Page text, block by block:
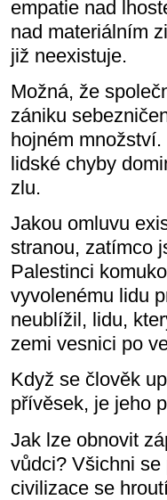
empatie nad
nad materiálním
již neexistuje.
Možná, že
zániku
hojném
lidské chyby
zlu.
Jakou omluvu
stranou, zatímco
Palestinci
vyvolenému lidu
neublížil, lidu,
zemi vesnici po
Když se člověk
přívěsek, je jeho
Jak lze obnovit
vůdci? Všichni
civilizace se